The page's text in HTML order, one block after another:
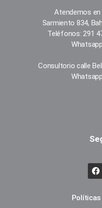
Atendemos en
Sarmiento 834,
Teléfonos: 291
Consultorio calle